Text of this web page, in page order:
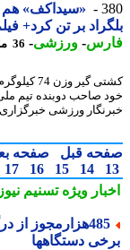
«سیداکف» هم به
بر تن کرد+ فیلم
-ورزشی-36 ماه پیش - شنبه 28 مرداد 1402، 17:00
کشتی گیر وزن
صاحب دوبنده تیم ملی
ورزشی خبرگزاری
قبل صفحه بعد
14
15
16
17
18
ویژهتسنیم نیوز
485هزارمجوز از
دستگاهها